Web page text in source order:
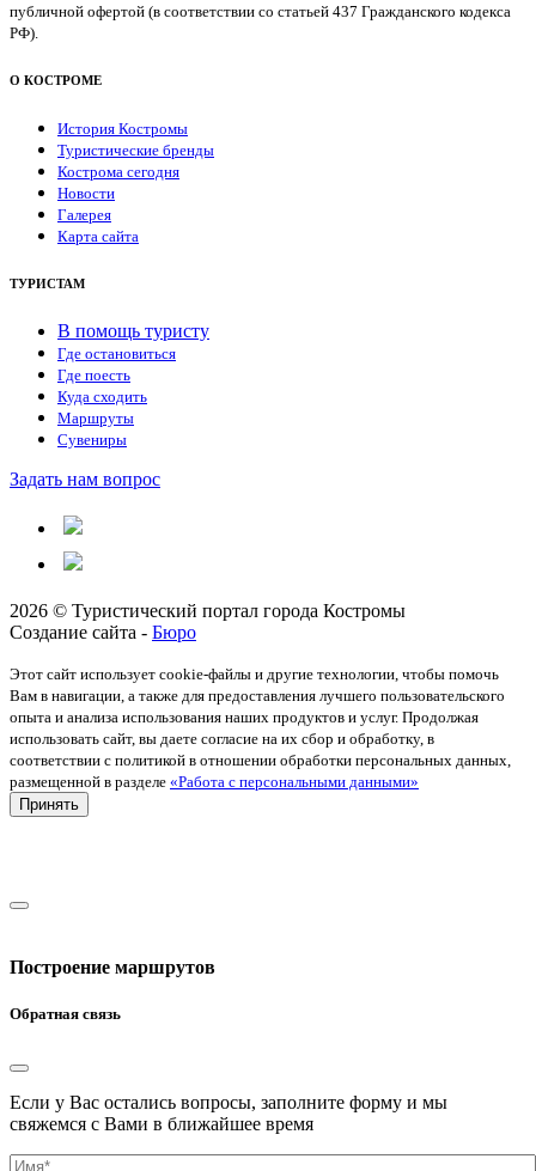
публичной офертой (в соответствии со статьей 437 Гражданского кодекса
РФ).
О КОСТРОМЕ
История Костромы
Туристические бренды
Кострома сегодня
Новости
Галерея
Карта сайта
ТУРИСТАМ
В помощь туристу
Где остановиться
Где поесть
Куда сходить
Маршруты
Сувениры
Задать нам вопрос
2026 © Туристический портал города Костромы
Создание сайта - Бюро
Этот сайт использует cookie-файлы и другие технологии, чтобы помочь
Вам в навигации, а также для предоставления лучшего пользовательского
опыта и анализа использования наших продуктов и услуг. Продолжая
использовать сайт, вы даете согласие на их сбор и обработку, в
соответствии с политикой в отношении обработки персональных данных,
размещенной в разделе «Работа с персональными данными»
Принять
Построение маршрутов
Обратная связь
Если у Вас остались вопросы, заполните форму и мы
свяжемся с Вами в ближайшее время